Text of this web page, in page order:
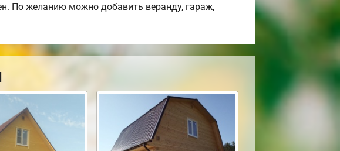
По желанию можно добавить веранду, гараж,